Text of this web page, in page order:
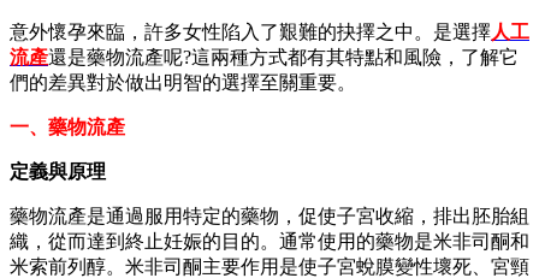
意外懷孕來臨，許多女性陷入了艱難的抉擇之中。是選擇人工
流產還是藥物流產呢?這兩種方式都有其特點和風險，了解它
們的差異對於做出明智的選擇至關重要。
一、藥物流產
定義與原理
藥物流產是通過服用特定的藥物，促使子宮收縮，排出胚胎組
織，從而達到終止妊娠的目的。通常使用的藥物是米非司酮和
米索前列醇。米非司酮主要作用是使子宮蛻膜變性壞死、宮頸